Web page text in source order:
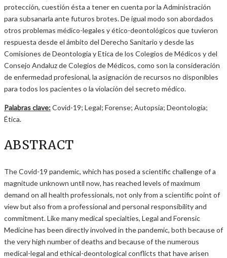
protección, cuestión ésta a tener en cuenta por la Administración
para subsanarla ante futuros brotes. De igual modo son abordados
otros problemas médico-legales y ético-deontológicos que tuvieron
respuesta desde el ámbito del Derecho Sanitario y desde las
Comisiones de Deontología y Etica de los Colegios de Médicos y del
Consejo Andaluz de Colegios de Médicos, como son la consideración
de enfermedad profesional, la asignación de recursos no disponibles
para todos los pacientes o la violación del secreto médico.
Palabras clave:Covid-19; Legal; Forense; Autopsia; Deontología;
Ética.
ABSTRACT
The Covid-19 pandemic, which has posed a scientific challenge of a
magnitude unknown until now, has reached levels of maximum
demand on all health professionals, not only from a scientific point of
view but also from a professional and personal responsibility and
commitment. Like many medical specialties, Legal and Forensic
Medicine has been directly involved in the pandemic, both because of
the very high number of deaths and because of the numerous
medical-legal and ethical-deontological conflicts that have arisen